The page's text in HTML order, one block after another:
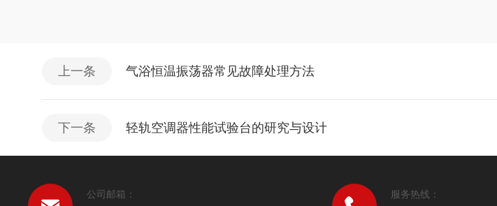
上一条 气浴恒温振荡器常见故障处理方法
下一条 轻轨空调器性能试验台的研究与设计
公司邮箱： 服务热线：